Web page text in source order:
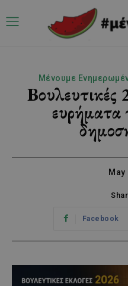
Μένουμε
ευρήματα
May
Facebook